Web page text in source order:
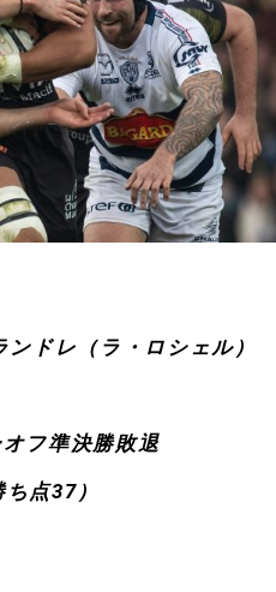
ドレ（ラ・ロシェル）
フ準決勝敗退
点37）